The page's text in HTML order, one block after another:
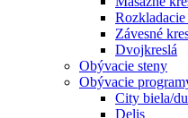
Rozkladacie
Závesné
Dvojkreslá
Obývacie steny
Obývacie
City biela/
Delis